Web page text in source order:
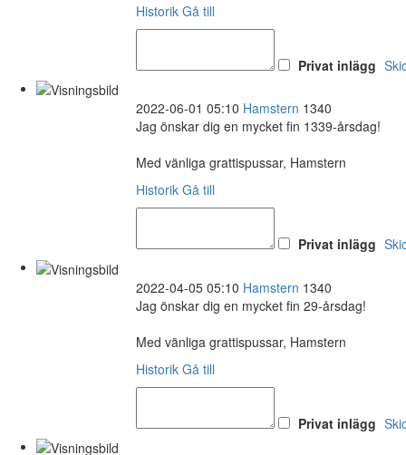
Historik Gå till
Privat inlägg
2022-06-01 05:10 Hamstern 1340
Jag önskar dig en mycket fin 1339-årsdag!
Med vänliga grattispussar, Hamstern
Historik Gå till
Privat inlägg
2022-04-05 05:10 Hamstern 1340
Jag önskar dig en mycket fin 29-årsdag!
Med vänliga grattispussar, Hamstern
Historik Gå till
Privat inlägg